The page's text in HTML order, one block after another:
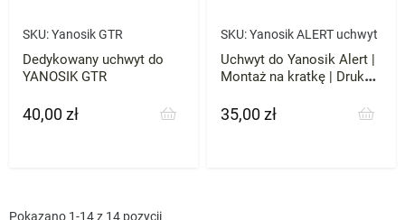
SKU:Yanosik GTR
Dedykowany uchwyt do
YANOSIK GTR
Cena
40,00 zł
SKU:Yanosik ALERT uchwyt
Uchwyt do Yanosik Alert |
Montaż na kratkę | Druk
Cena
35,00 zł
Pokazano 1-14 z 14 pozycji